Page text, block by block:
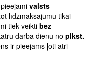
valsts
līdzmaksājumu tikai
tiek veikti bez
darba dienu no plkst.
ir pieejams ļoti ātri —